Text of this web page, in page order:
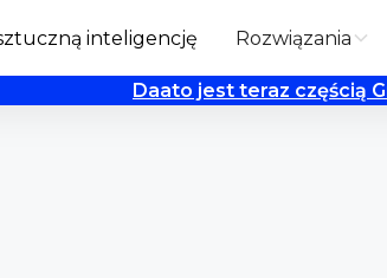
inteligencję Rozwiązania
Daato jest teraz częścią